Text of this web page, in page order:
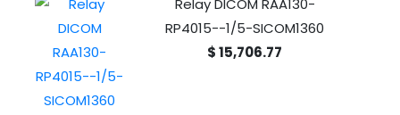
Relay DICOM RAA130-
RP4015--1/5-SICOM1360
$ 15,706.77